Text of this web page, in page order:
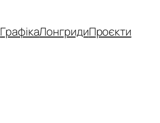
ГрафікаЛонгридиПроєкти